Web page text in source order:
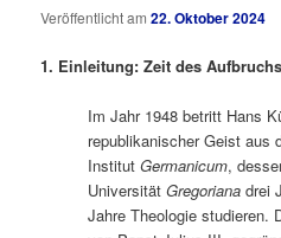
Veröffentlicht am22. Oktober 2024
1. Einleitung: Zeit des Aufbruchs
Im Jahr 1948 betritt Hans
republikanischer Geist aus
InstitutGermanicum,
UniversitätGregoriana drei
Jahre Theologie studieren.